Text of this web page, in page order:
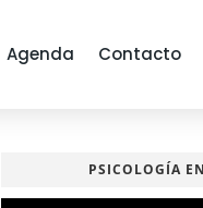
Agenda Contacto
PSICOLOGÍA